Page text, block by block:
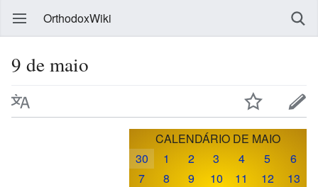
OrthodoxWiki
9 de maio
CALENDÁRIO DE MAIO
30
1 2 3 4 5
6
7
8 9 10 11 12
13